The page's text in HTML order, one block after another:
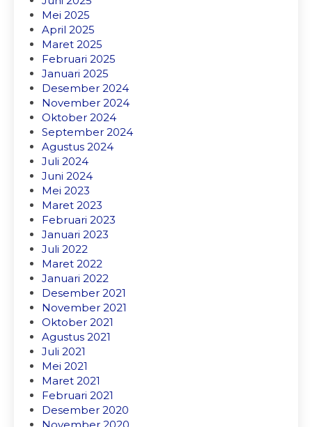
Mei 2025
April 2025
Maret 2025
Februari 2025
Januari 2025
Desember 2024
November 2024
Oktober 2024
September 2024
Agustus 2024
Juli 2024
Juni 2024
Mei 2023
Maret 2023
Februari 2023
Januari 2023
Juli 2022
Maret 2022
Januari 2022
Desember 2021
November 2021
Oktober 2021
Agustus 2021
Juli 2021
Mei 2021
Maret 2021
Februari 2021
Desember 2020